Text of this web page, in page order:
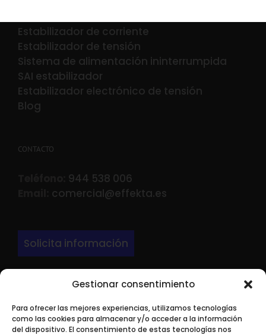
Gestionar consentimiento
Para ofrecer las mejores experiencias, utilizamos tecnologías
como las cookies para almacenar y/o acceder a la información
del dispositivo. El consentimiento de estas tecnologías nos
Estabilizador de corriente
Estabilizador de tensión
Sistema de alimentación ininterrumpida
SAI estabilizador
Estabilizador electrónico de tensión
Blog
CONTACTO
944 538 006
comercial@effekta.es
Solicita información
LARRONDO BEHEKO ETORBIDEA Edif 3 Nave P-
9.